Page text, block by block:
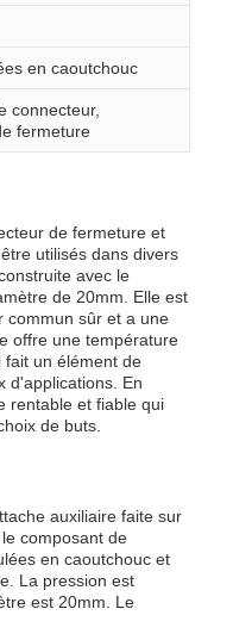
en caoutchouc
connecteur,
fermeture
de fermeture et
utilisés dans divers
avec le
de 20mm. Elle est
commun sûr et a une
offre une température
un élément de
d'applications. En
rentable et fiable qui
de buts.
auxiliaire faite sur
composant de
en caoutchouc et
La pression est
est 20mm. Le